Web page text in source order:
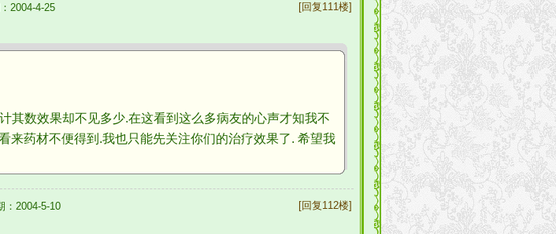
2004-4-25 [回复111楼]
数效果却不见多少.在这看到这么多病友的心声才知我不
来药材不便得到.我也只能先关注你们的治疗效果了. 希望我
：2004-5-10 [回复112楼]